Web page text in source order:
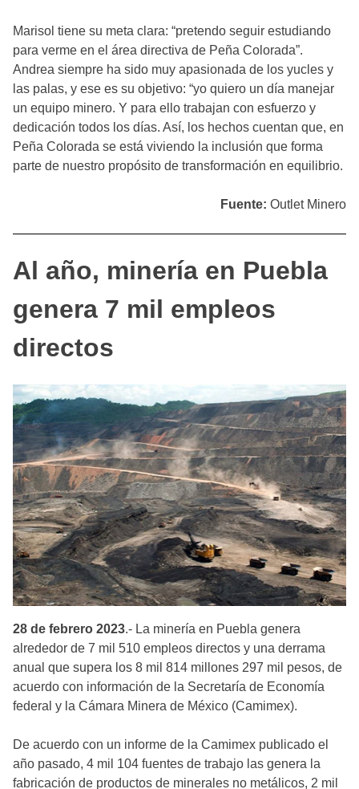
Marisol tiene su meta clara: “pretendo seguir estudiando
para verme en el área directiva de Peña Colorada”.
Andrea siempre ha sido muy apasionada de los yucles y
las palas, y ese es su objetivo: “yo quiero un día manejar
un equipo minero. Y para ello trabajan con esfuerzo y
dedicación todos los días. Así, los hechos cuentan que, en
Peña Colorada se está viviendo la inclusión que forma
parte de nuestro propósito de transformación en equilibrio.
Fuente: Outlet Minero
Al año, minería en Puebla
genera 7 mil empleos
directos
28 de febrero 2023.- La minería en Puebla genera
alrededor de 7 mil 510 empleos directos y una derrama
anual que supera los 8 mil 814 millones 297 mil pesos, de
acuerdo con información de la Secretaría de Economía
federal y la Cámara Minera de México (Camimex).
De acuerdo con un informe de la Camimex publicado el
año pasado, 4 mil 104 fuentes de trabajo las genera la
fabricación de productos de minerales no metálicos, 2 mil